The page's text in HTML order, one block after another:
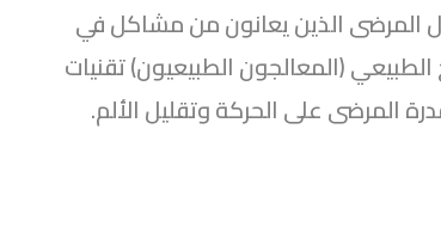
المرضى الذين يعانون من مشاكل في
(المعالجون الطبيعيون) تقنيات
المرضى على الحركة وتقليل الألم.